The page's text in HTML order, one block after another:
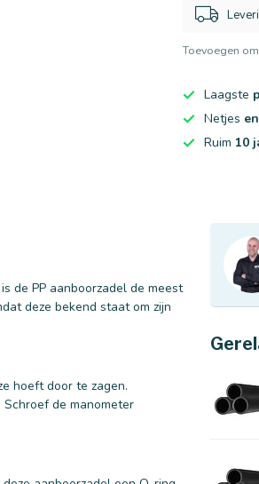
Toevoegen
Laagste
Netjes
Ruim 10
de PP aanboorzadel de meest
deze bekend staat om zijn
hoeft door te zagen.
de manometer